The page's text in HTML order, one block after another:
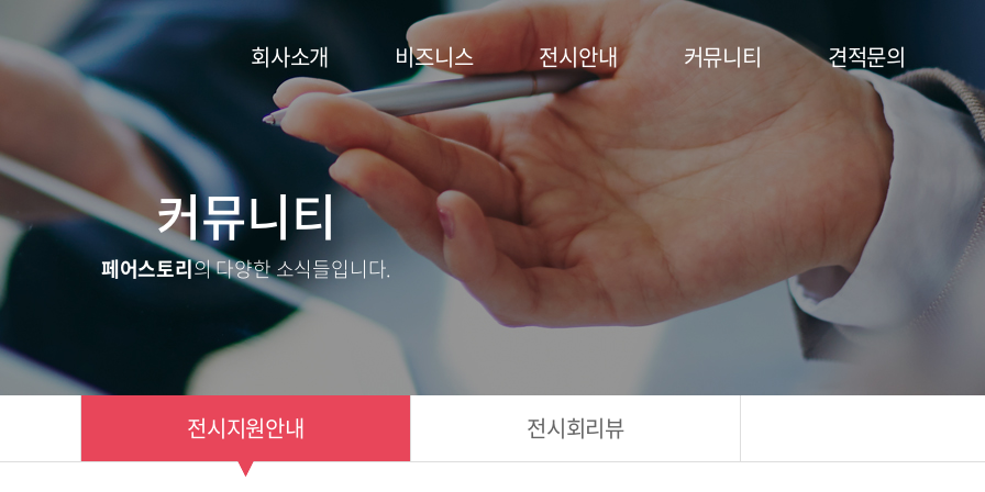
회사소개 비즈니스 전시안내 커뮤니티 견적문의
커뮤니티
페어스토리의 다양한 소식들입니다.
전시지원안내 전시회리뷰